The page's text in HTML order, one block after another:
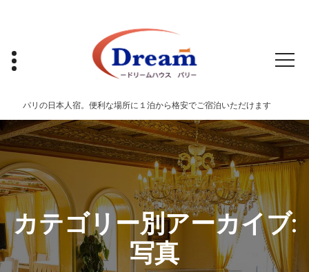
ッ
プ
パリの日本人宿。便利な場所に１泊から格安でご宿泊いただけます
カテゴリー別アーカイブ:
写真